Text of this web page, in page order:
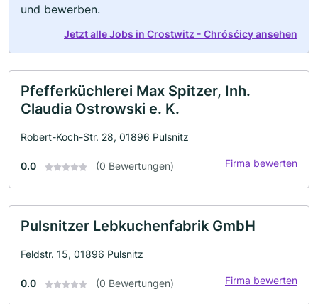
und bewerben.
Jetzt alle Jobs in Crostwitz - Chrósćicy ansehen
Pfefferküchlerei Max Spitzer, Inh.
Claudia Ostrowski e. K.
Robert-Koch-Str. 28, 01896 Pulsnitz
0.0 (0 Bewertungen) Firma bewerten
Pulsnitzer Lebkuchenfabrik GmbH
Feldstr. 15, 01896 Pulsnitz
0.0 (0 Bewertungen) Firma bewerten